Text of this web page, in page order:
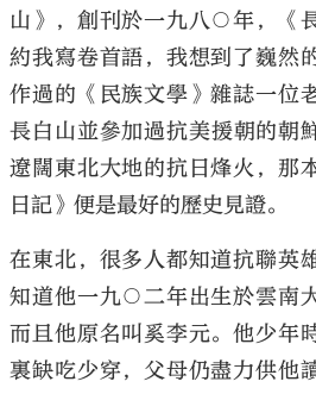
山》，創刊於一九八○年，《
約我寫卷首語，我想到了巍然
作過的《民族文學》雜誌一位
長白山並參加過抗美援朝的
遼闊東北大地的抗日烽火，那
日記》便是最好的歷史見證。
在東北，很多人都知道抗聯英
知道他一九○二年出生於雲南
而且他原名叫奚李元。他少年
裏缺吃少穿，父母仍盡力供他